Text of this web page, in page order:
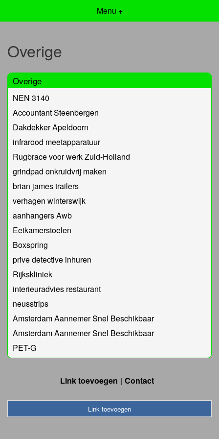
Menu +
Overige
Overige
NEN 3140
Accountant Steenbergen
Dakdekker Apeldoorn
infrarood meetapparatuur
Rugbrace voor werk Zuid-Holland
grindpad onkruidvrij maken
brian james trailers
verhagen winterswijk
aanhangers Awb
Eetkamerstoelen
Boxspring
prive detective inhuren
Rijkskliniek
interieuradvies restaurant
neusstrips
Amsterdam Aannemer Snel Beschikbaar
Amsterdam Aannemer Snel Beschikbaar
PET-G
Link toevoegen Contact
Link toevoegen